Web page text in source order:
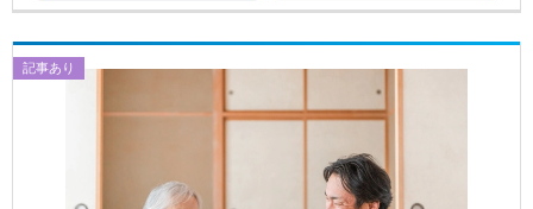
記事あり